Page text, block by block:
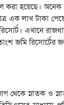
করা হয়েছে।
এক লাখ টাকা
এখানে
জমি রিসোর্টের
থেকে স্নাতক ও